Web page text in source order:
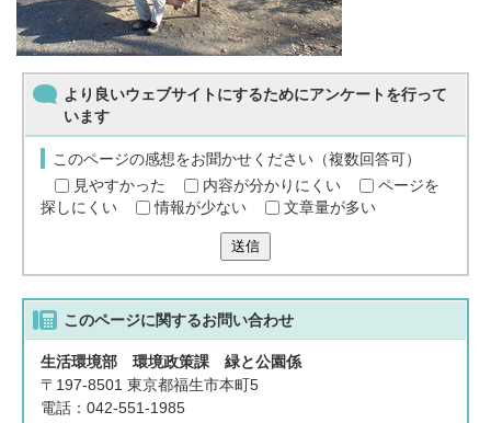
より良いウェブサイトにするためにアンケートを行って
います
このページの感想をお聞かせください（複数回答可）
見やすかった
内容が分かりにくい
ページを
探しにくい
情報が少ない 文章量が多い
送信
このページに関するお問い合わせ
生活環境部 環境政策課 緑と公園係
〒197-8501 東京都福生市本町5
電話：042-551-1985